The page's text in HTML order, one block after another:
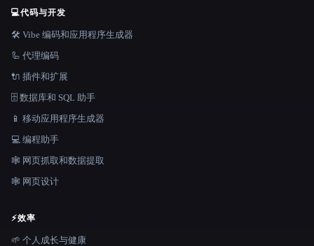
💻代码与开发
🛠️ Vibe 编码和应用程序生成器
🦾 代理编码
🔌 插件和扩展
🗄️ 数据库和 SQL 助手
📱 移动应用程序生成器
💻 编程助手
🕸️ 网页抓取和数据提取
🕸 网页设计
⚡效率
🌱 个人成长与健康